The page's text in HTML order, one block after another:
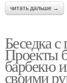
читать дальше →
Беседка
Проекты
барбекю
своими